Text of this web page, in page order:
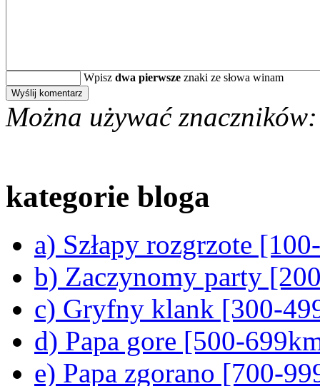
Wpisz dwa pierwsze znaki ze słowa winam
Można używać znaczników:
kategorie bloga
a) Szłapy rozgrzote
b) Zaczynomy party
c) Gryfny klank [300-
d) Papa gore [500-
e) Papa zgorano [700-